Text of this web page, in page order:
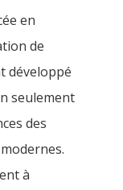
en
de
développé
seulement
des
à